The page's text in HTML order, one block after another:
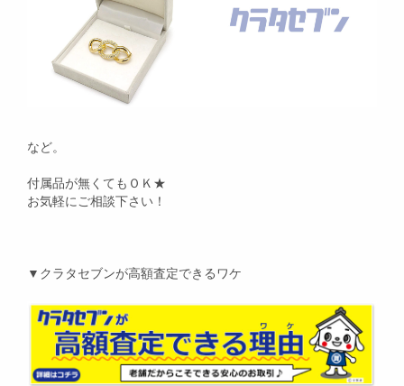
など。
付属品が無くてもＯＫ★
お気軽にご相談下さい！
▼クラタセブンが高額査定できるワケ